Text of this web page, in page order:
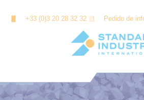
+33 (0)3 20 28 32 32 Pedido de